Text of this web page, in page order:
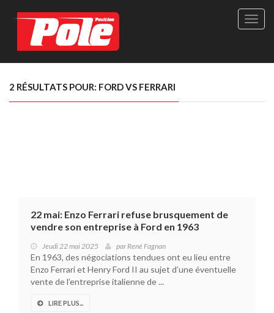
Site
Le
2 RÉSULTATS POUR: FORD VS FERRARI
22 mai: Enzo Ferrari refuse brusquement de
vendre son entreprise à Ford en 1963
Jeudi 22 mai 2025 parRené Fagnan
En 1963, des négociations tendues ont eu lieu entre
Enzo Ferrari et Henry Ford II au sujet d’une éventuelle
vente de l’entreprise italienne de ...
LIRE PLUS...